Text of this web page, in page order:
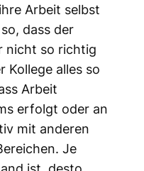
Arbeit selbst
dass der
nicht so richtig
Kollege alles so
Arbeit
erfolgt oder an
mit anderen
Je
ist, desto